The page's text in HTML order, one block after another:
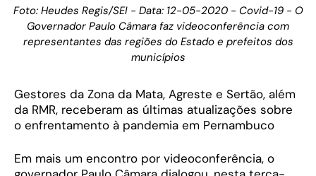
Foto: Heudes Regis/SEI - Data: 12-05-2020 - Covid-19 - O
Governador Paulo Câmara faz videoconferência com
representantes das regiões do Estado e prefeitos dos
municípios
Gestores da Zona da Mata, Agreste e Sertão, além
da RMR, receberam as últimas atualizações sobre
o enfrentamento à pandemia em Pernambuco
Em mais um encontro por videoconferência, o